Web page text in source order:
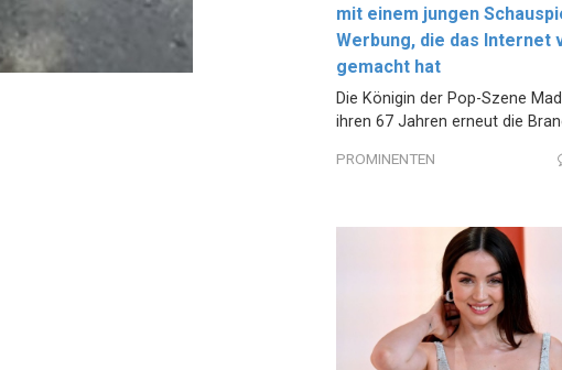
mit einem jungen
Werbung, die das Internet
gemacht hat
Die Königin der Pop-Szene
ihren 67 Jahren erneut die
PROMINENTEN